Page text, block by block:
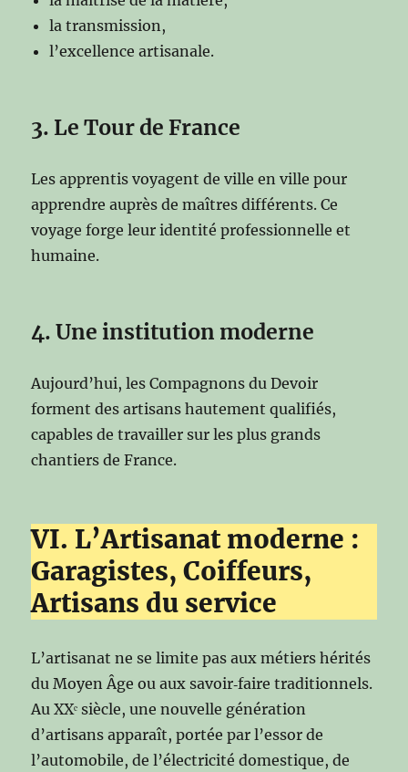
la transmission,
l’excellence artisanale.
3. Le Tour de France
Les apprentis voyagent de ville en ville pour
apprendre auprès de maîtres différents. Ce
voyage forge leur identité professionnelle et
humaine.
4. Une institution moderne
Aujourd’hui, les Compagnons du Devoir
forment des artisans hautement qualifiés,
capables de travailler sur les plus grands
chantiers de France.
VI. L’Artisanat moderne :
Garagistes, Coiffeurs,
Artisans du service
L’artisanat ne se limite pas aux métiers hérités
du Moyen Âge ou aux savoir‑faire traditionnels.
Au XXᵉ siècle, une nouvelle génération
d’artisans apparaît, portée par l’essor de
l’automobile, de l’électricité domestique, de